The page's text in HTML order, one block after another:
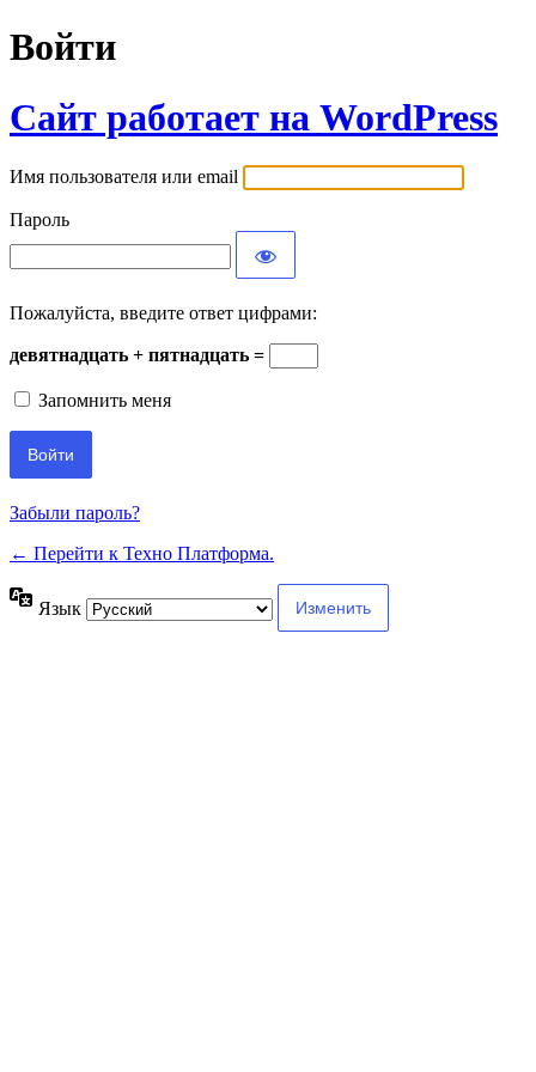
Войти
Сайт работает на WordPress
Имя пользователя или email
Пароль
Пожалуйста, введите ответ цифрами:
девятнадцать + пятнадцать =
Запомнить меня
Забыли пароль?
← Перейти к Техно Платформа.
Язык